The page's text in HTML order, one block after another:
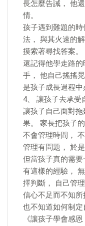
長怎麼告誡， 他
情。
孩子遇到難題的
法， 與其火速的
摸索著尋找答案。
還記得他學走路
手， 他自己搖搖
是孩子成長過程中
4、 讓孩子去承受
讓孩子自己面對
果。 家長把孩子
不會管理時間，
管理有問題， 於
但當孩子真的需
有這樣的經驗，
擇判斷， 自己管
信心不足而不知所
也不知道如何制定
《讓孩子學會感